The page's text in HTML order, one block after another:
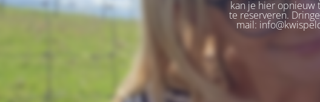
kan je hier opnieuw
te reserveren.
mail: